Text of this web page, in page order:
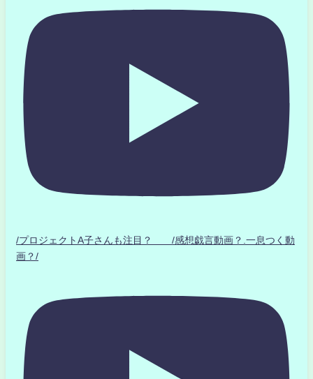
/プロジェクトA子さんも注目？ /感想戯言動画？.一息つく動
画？/